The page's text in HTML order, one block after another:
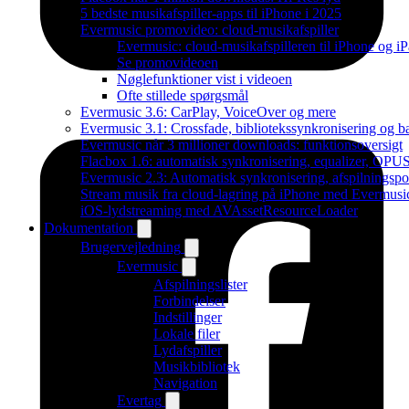
5 bedste musikafspiller-apps til iPhone i 2025
Evermusic promovideo: cloud-musikafspiller
Evermusic: cloud-musikafspilleren til iPhone og
Se promovideoen
Nøglefunktioner vist i videoen
Ofte stillede spørgsmål
Evermusic 3.6: CarPlay, VoiceOver og mere
Evermusic 3.1: Crossfade, bibliotekssynkronisering og
Evermusic når 3 millioner downloads: funktionsoversigt
Flacbox 1.6: automatisk synkronisering, equalizer,
Evermusic 2.3: Automatisk synkronisering,
Stream musik fra cloud-lagring på iPhone med
iOS-lydstreaming med AVAssetResourceLoader
Dokumentation
Brugervejledning
Evermusic
Afspilningslister
Forbindelser
Indstillinger
Lokale filer
Lydafspiller
Musikbibliotek
Navigation
Evertag